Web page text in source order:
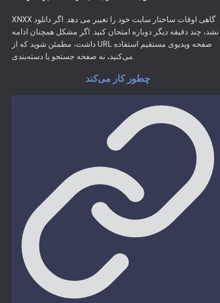
XNXX گاهی اوقات ساختار سایت خود را تغییر می دهد. اگر دانلود
نشد، چند دقیقه دیگر دوباره امتحان کنید. اگر مشکل همچنان ادامه
داشت، مطمئن شوید که از URL صفحه ویدیوی مستقیم استفاده
می‌کنید، نه صفحه جستجو یا دسته‌بندی.
چطور کار می‌کند